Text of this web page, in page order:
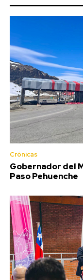
Crónicas
Gobernador del
Paso Pehuenche